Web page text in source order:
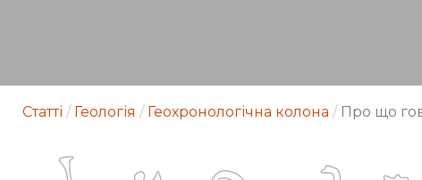
Статті / Геологія / Геохронологічна колона / Про що